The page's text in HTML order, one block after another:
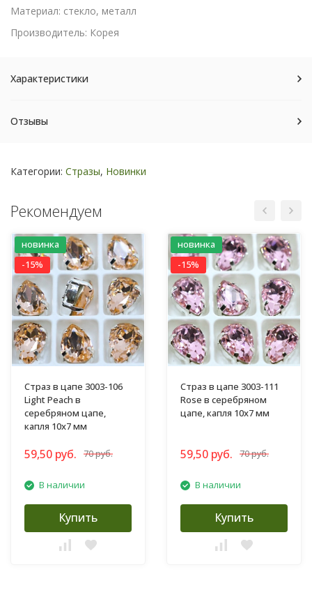
Материал: стекло, металл
Производитель: Корея
Характеристики
Отзывы
Категории: Стразы, Новинки
Рекомендуем
новинка
-15%
Страз в цапе 3003-106
Light Peach в
серебряном цапе,
капля 10х7 мм
59,50 руб. 70 руб.
В наличии
Купить
новинка
-15%
Страз в цапе 3003-111
Rose в серебряном
цапе, капля 10х7 мм
59,50 руб. 70 руб.
В наличии
Купить